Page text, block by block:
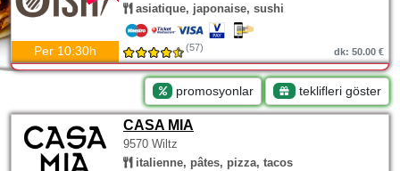
asiatique, japonaise, sushi
Per 10:30h (57) dk: 50.00 €
promosyonlar teklifleri göster
CASA MIA
9570 Wiltz
italienne, pâtes, pizza, tacos